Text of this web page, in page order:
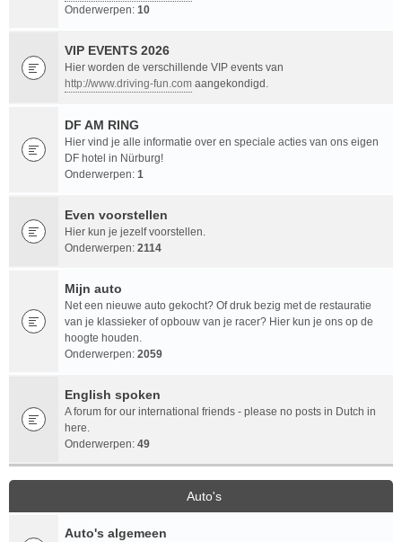
Onderwerpen: 10
VIP EVENTS 2026
Hier worden de verschillende VIP events van
http://www.driving-fun.com aangekondigd.
DF AM RING
Hier vind je alle informatie over en speciale acties van ons eigen
DF hotel in Nürburg!
Onderwerpen: 1
Even voorstellen
Hier kun je jezelf voorstellen.
Onderwerpen: 2114
Mijn auto
Net een nieuwe auto gekocht? Of druk bezig met de restauratie
van je klassieker of opbouw van je racer? Hier kun je ons op de
hoogte houden.
Onderwerpen: 2059
English spoken
A forum for our international friends - please no posts in Dutch in
here.
Onderwerpen: 49
Auto's
Auto's algemeen